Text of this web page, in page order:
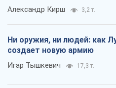
Александр Кирш 3,2 т.
Ни оружия, ни людей: как
создает новую армию
Игар Тышкевич 17,3 т.